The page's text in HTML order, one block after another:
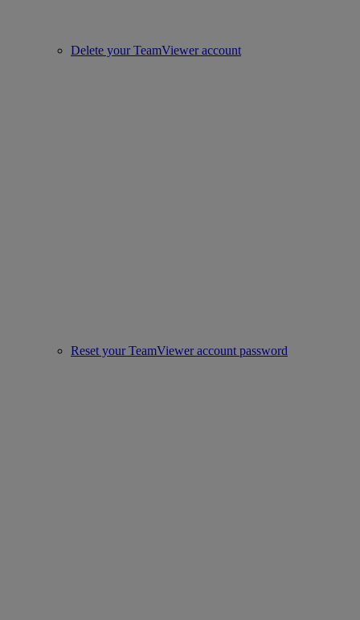
Delete your TeamViewer account
Reset your TeamViewer account password